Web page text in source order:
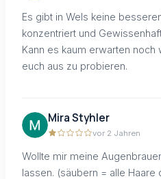
Es gibt in Wels keine
konzentriert und
Kann es kaum erwarten
euch aus zu probieren.
Mira Styhler
vor 2 Jahren
Wollte mir meine
lassen. (säubern = alle Haare